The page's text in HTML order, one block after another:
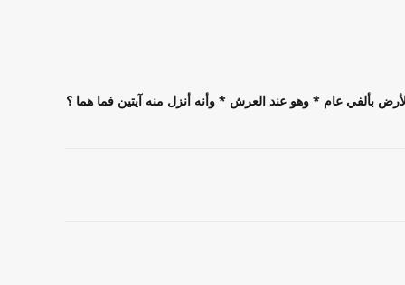
بألفي عام * وهو عند العرش * وأنه أنزل منه آيتين فما هما ؟